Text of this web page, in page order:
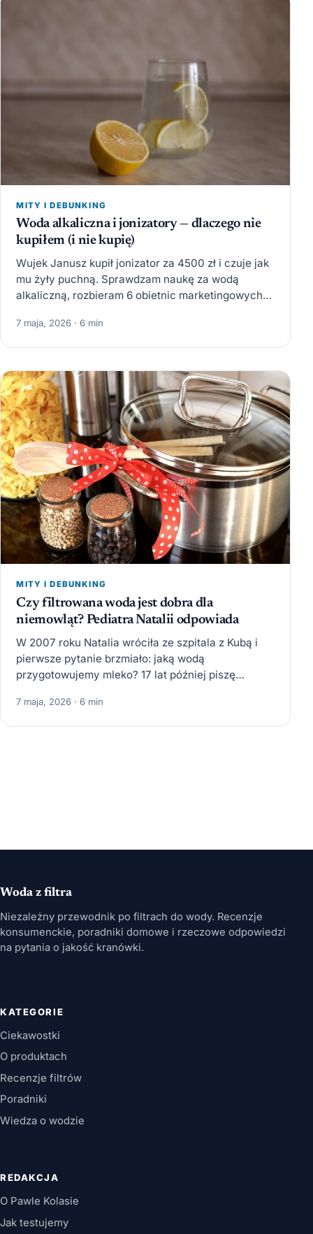
MITY I DEBUNKING
Woda alkaliczna i jonizatory — dlaczego nie
kupiłem (i nie kupię)
Wujek Janusz kupił jonizator za 4500 zł i czuje jak
mu żyły puchną. Sprawdzam naukę za wodą
alkaliczną, rozbieram 6 obietnic marketingowych i
7 maja, 2026 · 6 min
MITY I DEBUNKING
Czy filtrowana woda jest dobra dla
niemowląt? Pediatra Natalii odpowiada
W 2007 roku Natalia wróciła ze szpitala z Kubą i
pierwsze pytanie brzmiało: jaką wodą
przygotowujemy mleko? 17 lat później piszę
7 maja, 2026 · 6 min
Woda z filtra
Niezależny przewodnik po filtrach do wody. Recenzje
konsumenckie, poradniki domowe i rzeczowe odpowiedzi
na pytania o jakość kranówki.
KATEGORIE
Ciekawostki
O produktach
Recenzje filtrów
Poradniki
Wiedza o wodzie
REDAKCJA
O Pawle Kolasie
Jak testujemy